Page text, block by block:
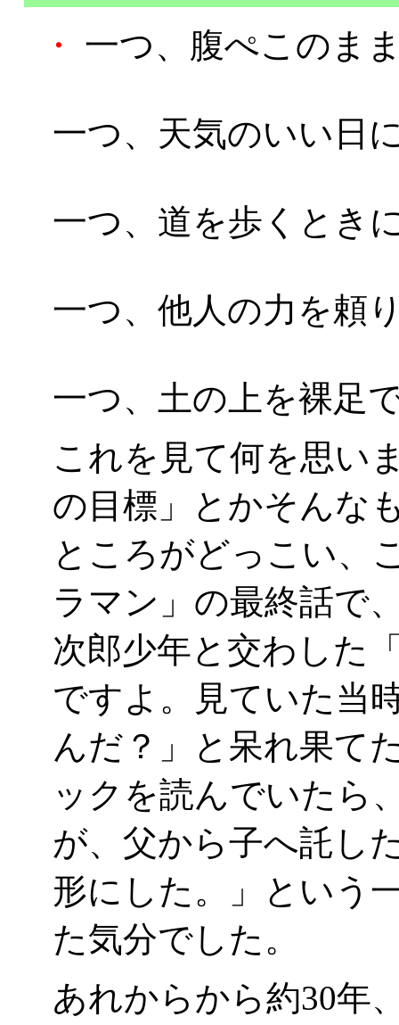
・
一つ、腹ぺこのま
一つ、天気のいい日
一つ、道を歩くとき
一つ、他人の力を頼
一つ、土の上を裸足
これを見て何を思い
の目標」とかそんな
ところがどっこい、
ラマン」の最終話で
次郎少年と交わした
ですよ。見ていた当
んだ？」と呆れ果て
ックを読んでいたら
が、父から子へ託し
形にした。」という
た気分でした。
あれからから約30年